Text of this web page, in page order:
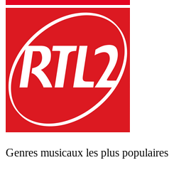
Genres musicaux les plus populaires